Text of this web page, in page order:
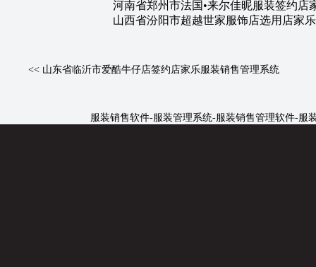
河南省郑州市法国•来尔佳昵服装签约店
山西省汾阳市超越世家服饰店选用店家
<< 山东省临沂市爱酷牛仔店签约店家乐服装销售管理系统
服装销售软件-服装管理系统-服装销售管理软件-服